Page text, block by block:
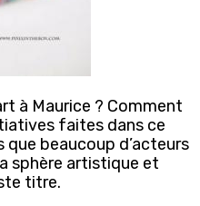
à Maurice ? Comment
faites dans ce
beaucoup d’acteurs
sphère artistique et
titre.